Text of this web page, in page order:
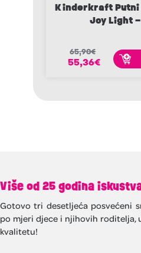
Kinderkraft Putni
Joy Light
65,90€
55,36€
Više od 25 godina
Gotovo tri desetljeća posvećeni
po mjeri djece i njihovih roditelja,
kvalitetu!